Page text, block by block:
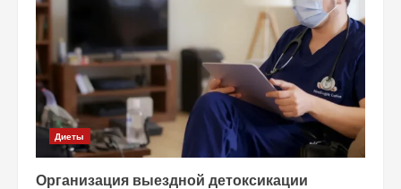
Диеты
Организация выездной детоксикации